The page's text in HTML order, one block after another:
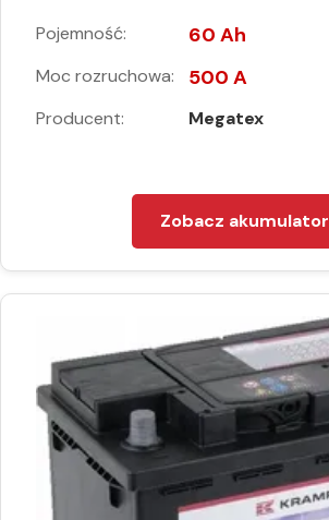
Pojemność: 60 Ah
Moc rozruchowa: 500 A
Producent: Megatex
Zobacz akumulator